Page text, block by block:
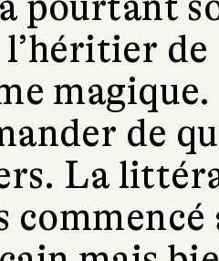
l’héritier
de
La